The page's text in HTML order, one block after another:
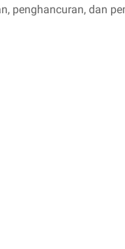
penghancuran, dan